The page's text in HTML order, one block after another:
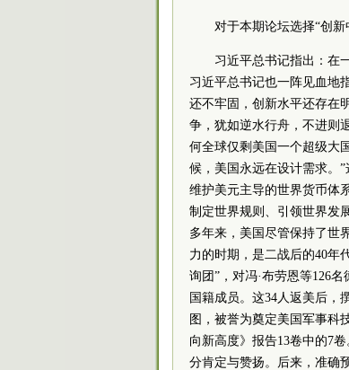
对于本期论坛选择“创
习近平总书记指出：在
习近平总书记也一阵见血地
还不牢固，创新水平还存在
争，犹如逆水行舟，不进则
何全球仅剩美国一个超级大
候，美国永远在设计需求。
维护美元主导的世界货币体
制定世界规则、引领世界发
多年来，美国尽管保持了世
力的时期，是二战后的40年
询团”，对冯·布劳恩等126
国籍成员。这34人返美后，
图，被誉为奠定美国军事科
向新高度》报告13卷中的7
分肯定与赞扬。后来，准确